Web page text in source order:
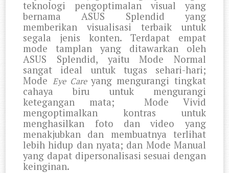
teknologi pengoptimalan visual yang
bernama ASUS Splendid yang
memberikan visualisasi terbaik untuk
segala jenis konten. Terdapat empat
mode tamplan yang ditawarkan oleh
ASUS Splendid, yaitu Mode Normal
sangat ideal untuk tugas sehari-hari;
Mode Eye Careyang mengurangi tingkat
cahaya biru untuk mengurangi
ketegangan mata;
Mode Vivid
mengoptimalkan kontras untuk
menghasilkan foto dan video yang
menakjubkan dan membuatnya terlihat
lebih hidup dan nyata; dan Mode Manual
yang dapat dipersonalisasi sesuai dengan
keinginan.